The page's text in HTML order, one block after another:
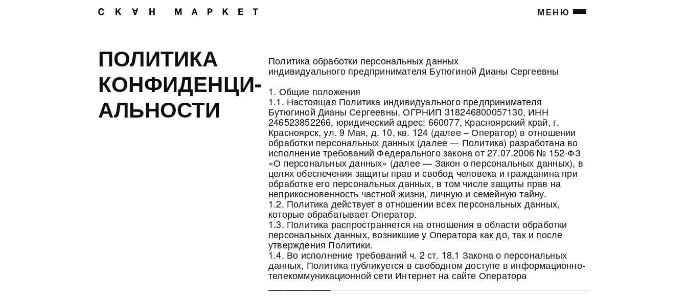
МЕНЮ
ПОЛИТИКА
КОНФИДЕНЦИ-
АЛЬНОСТИ
Политика обработки персональных данных
индивидуального предпринимателя Бутюгиной Дианы Сергеевны
1. Общие положения
1.1. Настоящая Политика индивидуального предпринимателя
Бутюгиной Дианы Сергеевны, ОГРНИП 318246800057130, ИНН
246523852266, юридический адрес: 660077, Красноярский край, г.
Красноярск, ул. 9 Мая, д. 10, кв. 124 (далее – Оператор) в отношении
обработки персональных данных (далее — Политика) разработана во
исполнение требований Федерального закона от 27.07.2006 № 152-ФЗ
«О персональных данных» (далее — Закон о персональных данных), в
целях обеспечения защиты прав и свобод человека и гражданина при
обработке его персональных данных, в том числе защиты прав на
неприкосновенность частной жизни, личную и семейную тайну.
1.2. Политика действует в отношении всех персональных данных,
которые обрабатывает Оператор.
1.3. Политика распространяется на отношения в области обработки
персональных данных, возникшие у Оператора как до, так и после
утверждения Политики.
1.4. Во исполнение требований ч. 2 ст. 18.1 Закона о персональных
данных, Политика публикуется в свободном доступе в информационно-
телекоммуникационной сети Интернет на сайте Оператора
____________